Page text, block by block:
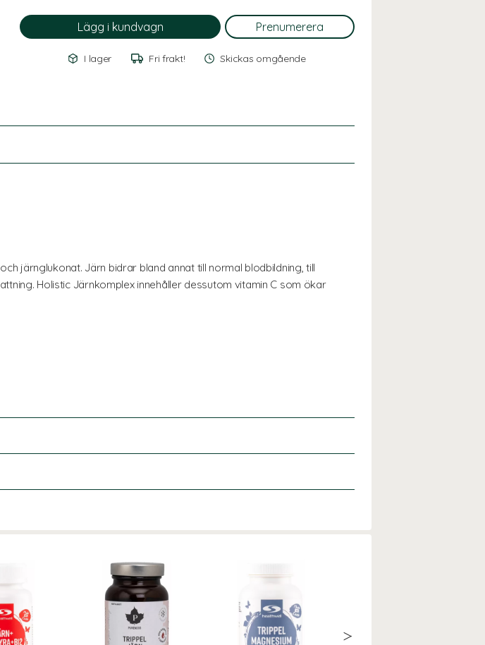
I lager Fri frakt! Skickas omgående
järnglukonat. Järn bidrar bland annat till normal blodbildning, till
Holistic Järnkomplex innehåller dessutom vitamin C som ökar